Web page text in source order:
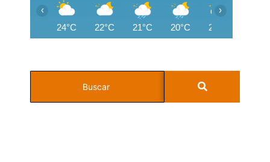
24°C 22°C 21°C 20°C 20°C
‹ ›